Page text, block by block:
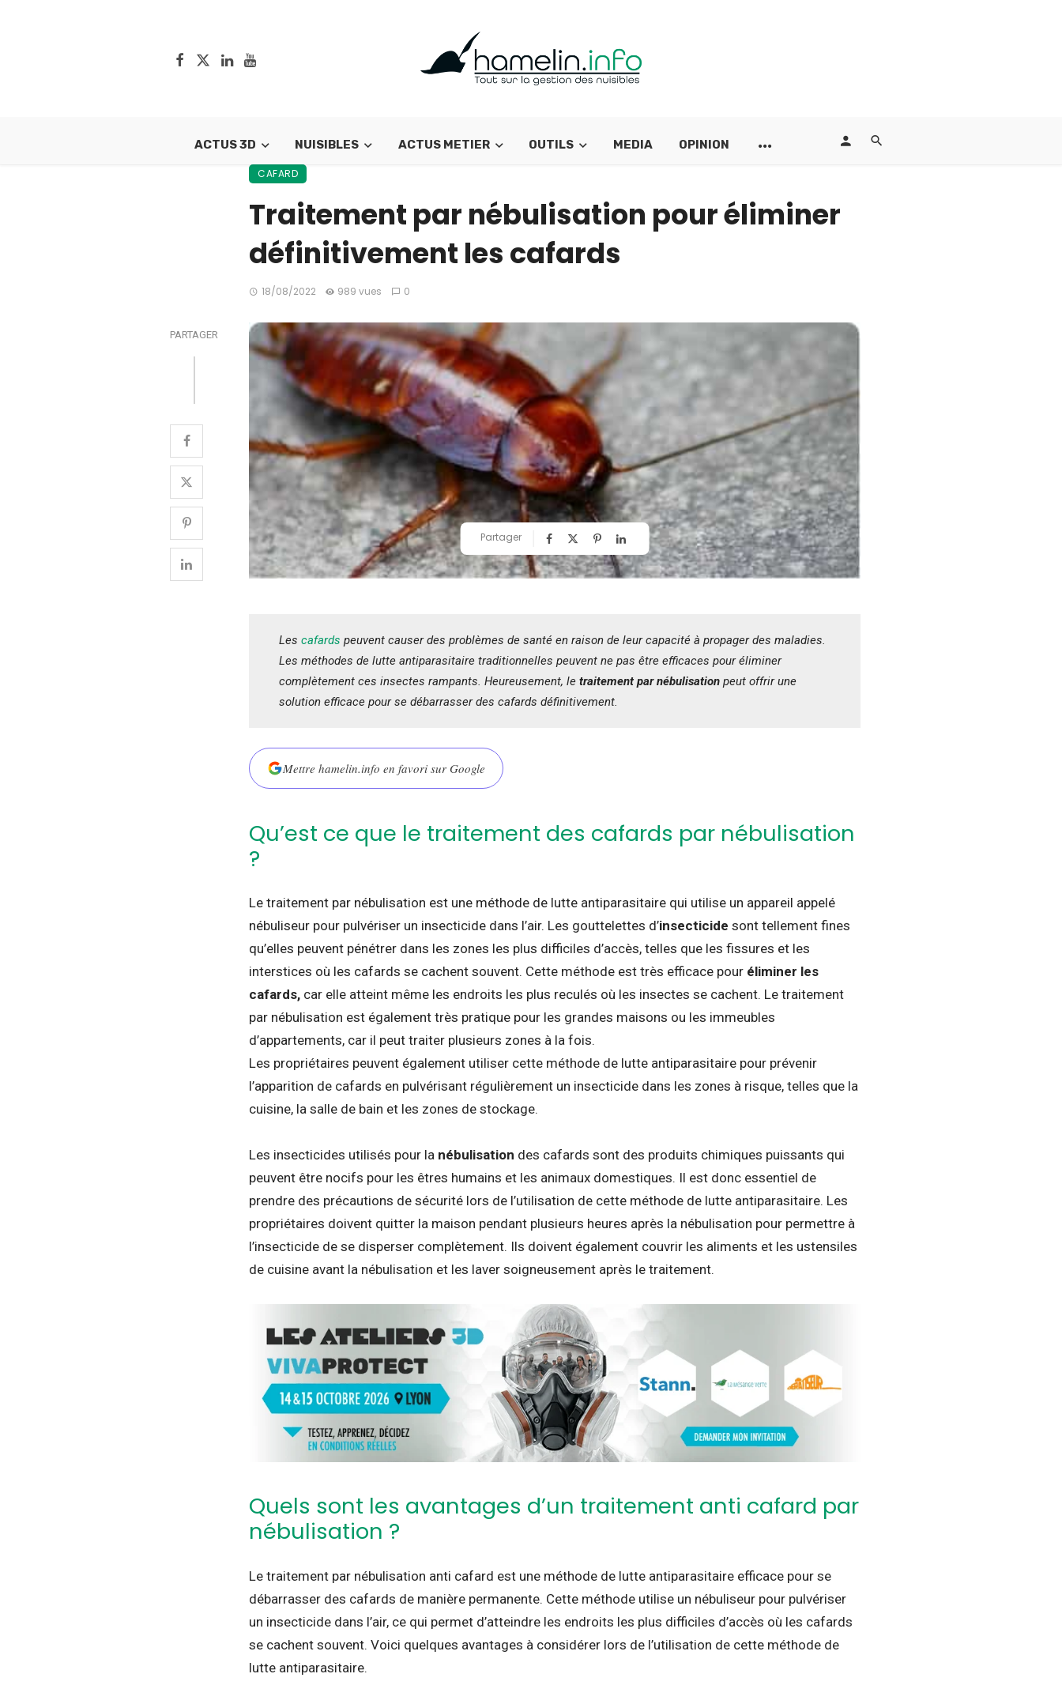
ACTUS 3D NUISIBLES ACTUS METIER OUTILS MEDIA OPINION
CAFARD
Traitement par nébulisation pour éliminer
définitivement les cafards
18/08/2022 989 vues 0
PARTAGER
Partager
Les cafards peuvent causer des problèmes de santé en raison de leur capacité à propager des maladies.
Les méthodes de lutte antiparasitaire traditionnelles peuvent ne pas être efficaces pour éliminer
complètement ces insectes rampants. Heureusement, le traitement par nébulisation peut offrir une
solution efficace pour se débarrasser des cafards définitivement.
Mettre hamelin.info en favori sur Google
Qu’est ce que le traitement des cafards par nébulisation
?
Le traitement par nébulisation est une méthode de lutte antiparasitaire qui utilise un appareil appelé
nébuliseur pour pulvériser un insecticide dans l’air. Les gouttelettes d’insecticide sont tellement fines
qu’elles peuvent pénétrer dans les zones les plus difficiles d’accès, telles que les fissures et les
interstices où les cafards se cachent souvent. Cette méthode est très efficace pour éliminer les
cafards, car elle atteint même les endroits les plus reculés où les insectes se cachent. Le traitement
par nébulisation est également très pratique pour les grandes maisons ou les immeubles
d’appartements, car il peut traiter plusieurs zones à la fois.
Les propriétaires peuvent également utiliser cette méthode de lutte antiparasitaire pour prévenir
l’apparition de cafards en pulvérisant régulièrement un insecticide dans les zones à risque, telles que la
cuisine, la salle de bain et les zones de stockage.
Les insecticides utilisés pour la nébulisation des cafards sont des produits chimiques puissants qui
peuvent être nocifs pour les êtres humains et les animaux domestiques. Il est donc essentiel de
prendre des précautions de sécurité lors de l’utilisation de cette méthode de lutte antiparasitaire. Les
propriétaires doivent quitter la maison pendant plusieurs heures après la nébulisation pour permettre à
l’insecticide de se disperser complètement. Ils doivent également couvrir les aliments et les ustensiles
de cuisine avant la nébulisation et les laver soigneusement après le traitement.
Quels sont les avantages d’un traitement anti cafard par
nébulisation ?
Le traitement par nébulisation anti cafard est une méthode de lutte antiparasitaire efficace pour se
débarrasser des cafards de manière permanente. Cette méthode utilise un nébuliseur pour pulvériser
un insecticide dans l’air, ce qui permet d’atteindre les endroits les plus difficiles d’accès où les cafards
se cachent souvent. Voici quelques avantages à considérer lors de l’utilisation de cette méthode de
lutte antiparasitaire.